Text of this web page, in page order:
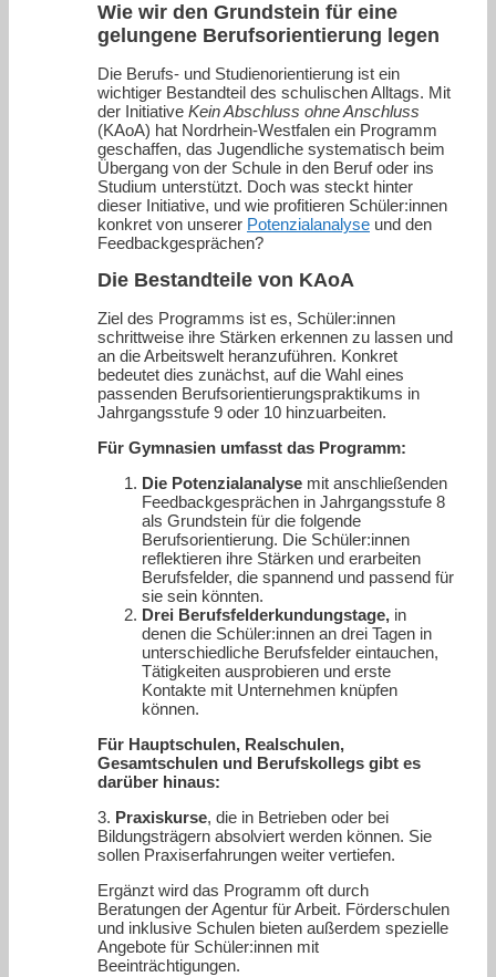
Wie wir den Grundstein für eine
gelungene Berufsorientierung legen
Die Berufs- und Studienorientierung ist ein
wichtiger Bestandteil des schulischen Alltags. Mit
der Initiative Kein Abschluss ohne Anschluss
(KAoA) hat Nordrhein-Westfalen ein Programm
geschaffen, das Jugendliche systematisch beim
Übergang von der Schule in den Beruf oder ins
Studium unterstützt. Doch was steckt hinter
dieser Initiative, und wie profitieren Schüler:innen
konkret von unserer Potenzialanalyse und den
Feedbackgesprächen?
Die Bestandteile von KAoA
Ziel des Programms ist es, Schüler:innen
schrittweise ihre Stärken erkennen zu lassen und
an die Arbeitswelt heranzuführen. Konkret
bedeutet dies zunächst, auf die Wahl eines
passenden Berufsorientierungspraktikums in
Jahrgangsstufe 9 oder 10 hinzuarbeiten.
Für Gymnasien umfasst das Programm:
Die Potenzialanalyse mit anschließenden
Feedbackgesprächen in Jahrgangsstufe 8
als Grundstein für die folgende
Berufsorientierung. Die Schüler:innen
reflektieren ihre Stärken und erarbeiten
Berufsfelder, die spannend und passend für
sie sein könnten.
Drei Berufsfelderkundungstage, in
denen die Schüler:innen an drei Tagen in
unterschiedliche Berufsfelder eintauchen,
Tätigkeiten ausprobieren und erste
Kontakte mit Unternehmen knüpfen
können.
Für Hauptschulen, Realschulen,
Gesamtschulen und Berufskollegs gibt es
darüber hinaus:
3. Praxiskurse, die in Betrieben oder bei
Bildungsträgern absolviert werden können. Sie
sollen Praxiserfahrungen weiter vertiefen.
Ergänzt wird das Programm oft durch
Beratungen der Agentur für Arbeit. Förderschulen
und inklusive Schulen bieten außerdem spezielle
Angebote für Schüler:innen mit
Beeinträchtigungen.